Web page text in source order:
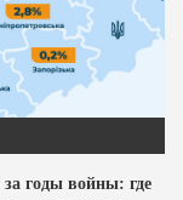
годы войны: где